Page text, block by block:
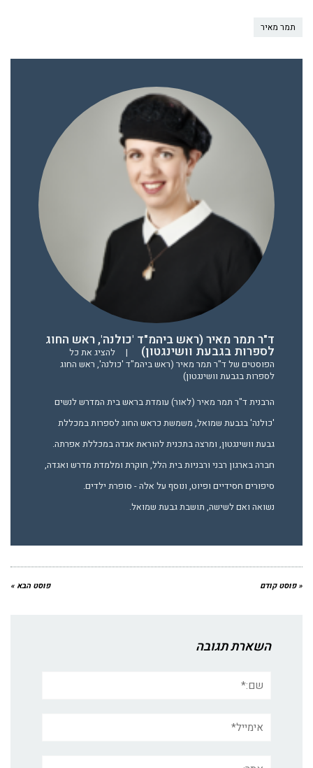
תמר מאיר
ד"ר תמר מאיר (ראש ביהמ"ד 'כולנה', ראש החוג
לספרות בגבעת וושינגטון) |
להציג את כל
הפוסטים של ד"ר תמר מאיר (ראש ביהמ"ד 'כולנה', ראש החוג
לספרות בגבעת וושינגטון)
הרבנית ד"ר תמר מאיר (לאור) עומדת בראש בית המדרש לנשים
'כולנה' בגבעת שמואל, משמשת כראש החוג לספרות במכללת
גבעת וושינגטון, ומרצה בתכנית להוראת אגדה במכללת אפרתה.
חברה בארגון רבני ורבניות בית הלל, חוקרת ומלמדת מדרש ואגדה,
סיפורים חסידיים ופיוט, ונוסף על אלה - סופרת ילדים.
נשואה ואם לשישה, תושבת גבעת שמואל.
« פוסט קודם פוסט הבא »
השארת תגובה